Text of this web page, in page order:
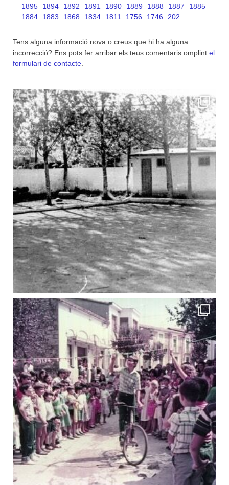
1895
1894 1892 1891 1890 1889 1888 1887
1885
1884
1883 1868 1834 1811 1756 1746 202
Tens alguna informació nova o creus que hi ha alguna
incorrecció? Ens pots fer arribar els teus comentaris omplint el
formulari de contacte